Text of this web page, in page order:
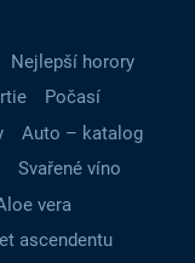
Nejlepší horory
Počasí
Auto – katalog
Svařené víno
vera
ascendentu